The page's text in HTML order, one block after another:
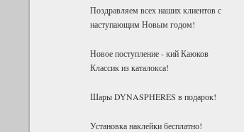
Поздравляем всех наших клиентов с
наступающим Новым годом!
Новое поступление - кий Каюков
Классик из каталокса!
Шары DYNASPHERES в подарок!
Установка наклейки бесплатно!